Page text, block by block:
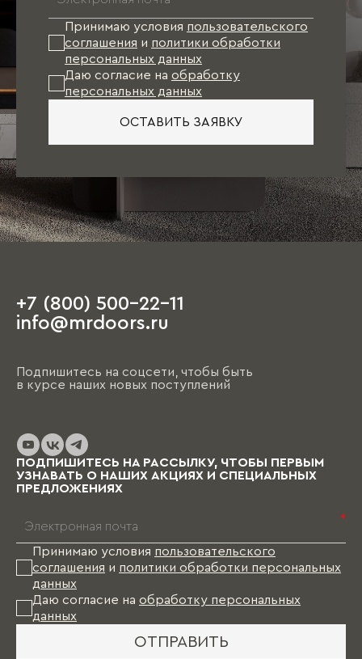
к моменту финишной отделки квартиры
проект Вашей мебели будет готов. Останется
лишь произвести точные замеры и оформить
заказ.
При таком варианте подбор отделочных
материалов (обои, напольное покрытие, цвет
Единственное пожелание: при посещении
салона иметь план квартиры с
ориентировочными размерами, а также
На этапе чистовой отделки дизайнер
выезжает на объект и предлагает вариант,
стен, напольные покрытия и т.д. При этом
необходимо помнить, что на отрисовку,
обсуждение и согласование проекта и на
выбранных материалов и коллекции), и какое-
то время Вам в этом случае придется пожить
без мебели.
Принимаю условия пользовательского
соглашения и политики обработки
персональных данных
Даю согласие на обработку
персональных данных
ОСТАВИТЬ ЗАЯВКУ
+7 (800) 500-22-11
info@mrdoors.ru
Подпишитесь на соцсети, чтобы быть
в курсе наших новых поступлений
ПОДПИШИТЕСЬ НА РАССЫЛКУ, ЧТОБЫ ПЕРВЫМ
УЗНАВАТЬ О НАШИХ АКЦИЯХ И СПЕЦИАЛЬНЫХ
ПРЕДЛОЖЕНИЯХ
*
Принимаю условия пользовательского
соглашения и политики обработки персональных
данных
Даю согласие на обработку персональных
данных
ОТПРАВИТЬ